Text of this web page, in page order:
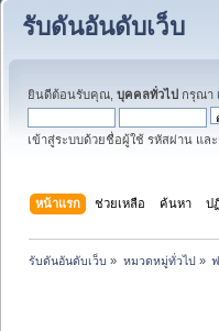
รับดันอันดับเว็บ
ยินดีต้อนรับคุณ, บุคคลทั่วไป กรุณา
เข้าสู่ระบบด้วยชื่อผู้ใช้ รหัสผ่าน แล
หน้าแรก ช่วยเหลือ ค้นหา ป
รับดันอันดับเว็บ » หมวดหมู่ทั่วไป»